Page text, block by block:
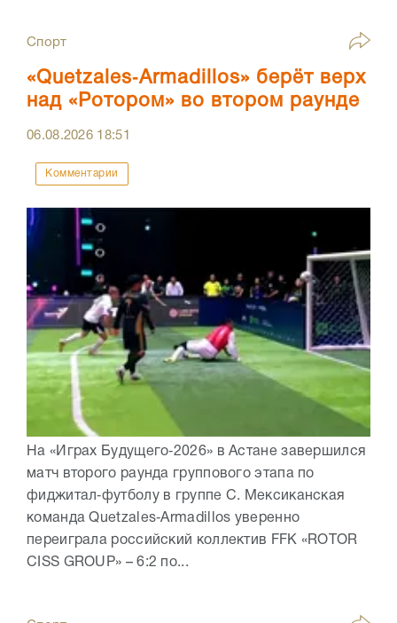
Спорт
«Quetzales‑Armadillos» берёт верх
над «Ротором» во втором раунде
06.08.2026 18:51
Комментарии
На «Играх Будущего‑2026» в Астане завершился
матч второго раунда группового этапа по
фиджитал‑футболу в группе C. Мексиканская
команда Quetzales‑Armadillos уверенно
переиграла российский коллектив FFK «ROTOR
CISS GROUP» – 6:2 по...